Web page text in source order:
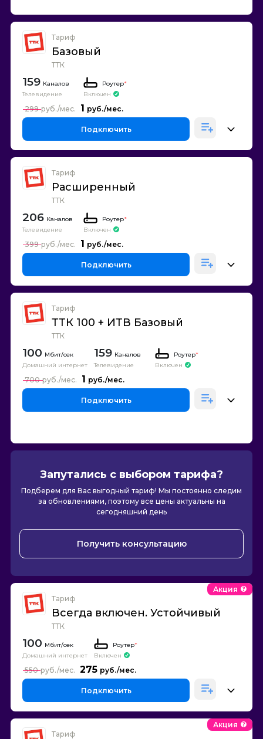
Тариф
Базовый
ТТК
159 Каналов
Телевидение
Роутер*
Включен
1
299
Подключить
Тариф
Расширенный
ТТК
206 Каналов
Телевидение
Роутер*
Включен
1
399
Подключить
Тариф
ТТК 100 + ИТВ Базовый
ТТК
100
Домашний интернет
159 Каналов
Телевидение
Роутер*
Включен
1
700
Подключить
Запутались с выбором тарифа?
Подберем для Вас выгодный тариф! Мы постоянно следим
за обновлениями, поэтому все цены актуальны на
сегодняшний день
Получить консультацию
Тариф
Всегда включен. Устойчивый
ТТК
Акция
100
Домашний интернет
Роутер*
Включен
275
550
Подключить
Тариф
Акция